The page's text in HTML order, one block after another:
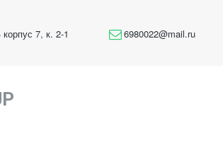
7, к. 2-1 6980022@mail.ru